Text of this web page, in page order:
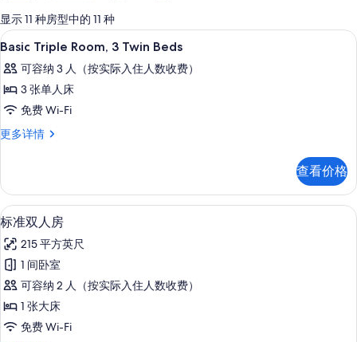
的
客
房
筛
选
条
显示 11 种房型中的 11 种
显
示
Basic
Triple
Room,
3
的
所
有
照
片
高档床上用品、客房内保险箱、办公
2
Basic Triple Room, 3 Twin Beds
可容纳 3 人（按实际入住人数收费）
3 张单人床
免费 Wi-Fi
更多详情
Basic
Twin
Beds
更
信
息
查看价格
显
示
标
准
双
人
高档床上用品、客房内保险箱、办公
4
标准双人房
215 平方英尺
1 间卧室
可容纳 2 人（按实际入住人数收费）
1 张大床
免费 Wi-Fi